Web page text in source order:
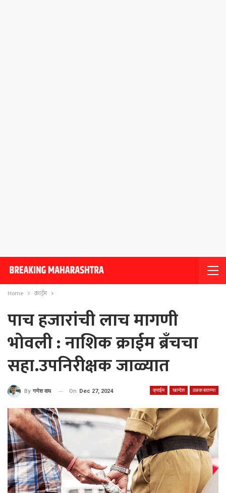
Home क्राईम
पाच हजारांची लाच मागणी
भोवली : नाशिक क्राईम ब्रँचचा
सहा.उपनिरीक्षक जाळ्यात
क्राईम खान्देश ठळक बातम्या
By गणेश वाघ On Dec 27, 2024